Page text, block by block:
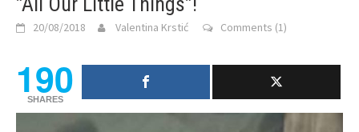
20/08/2018 Valentina Krstić Comments (1)
190
SHARES